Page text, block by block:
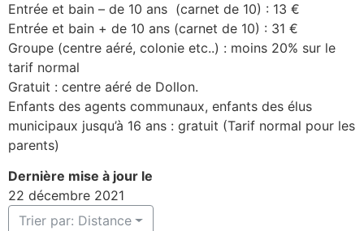
Entrée et bain – de 10 ans (carnet de 10) : 13 €
Entrée et bain + de 10 ans (carnet de 10) : 31 €
Groupe (centre aéré, colonie etc..) : moins 20% sur le
tarif normal
Gratuit : centre aéré de Dollon.
Enfants des agents communaux, enfants des élus
municipaux jusqu’à 16 ans : gratuit (Tarif normal pour les
parents)
Dernière mise à jour le
22 décembre 2021
Trier par: Distance